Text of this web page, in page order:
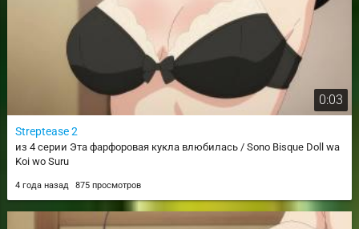
0:03
Streptease 2
из 4 серии Эта фарфоровая кукла влюбилась / Sono Bisque Doll wa
Koi wo Suru
4 года назад 875 просмотров